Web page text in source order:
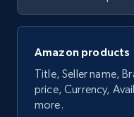
Amazon products
Title, Seller name,
price, Currency,
more.